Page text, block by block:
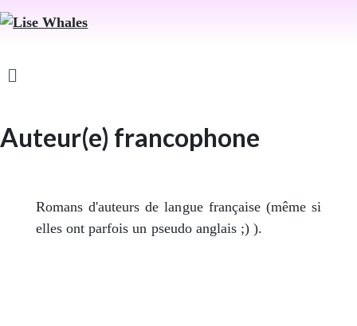
Auteur(e) francophone
Romans d'auteurs de langue française (même si
elles ont parfois un pseudo anglais ;) ).